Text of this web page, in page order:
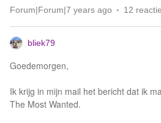
Forum|Forum|7 years ago 12
bliek79
Goedemorgen,
Ik krijg in mijn mail het bericht dat ik
The Most Wanted.